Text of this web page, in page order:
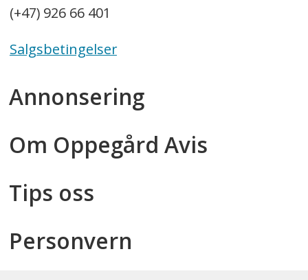
(+47) 926 66 401
Salgsbetingelser
Annonsering
Om Oppegård Avis
Tips oss
Personvern